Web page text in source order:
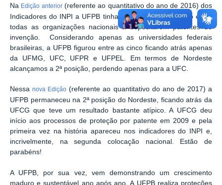
Na Edição anterior(referente ao quantitativo do ano de 2016) dos
Indicadores do INPI a UFPB tinha ficado na 7ª colocação entre
todas as organizações nacionais a depositarem patentes de
invenção. Considerando apenas as universidades federais
brasileiras, a UFPB figurou entre as cinco ficando atrás apenas
da UFMG, UFC, UFPR e UFPEL. Em termos de Nordeste
alcançamos a 2ª posição, perdendo apenas para a UFC.
Nessanova Edição (referente ao quantitativo do ano de 2017) a
UFPB permaneceu na 2ª posição do Nordeste, ficando atrás da
UFCG que teve um resultado bastante atípico. A UFCG deu
início aos processos de proteção por patente em 2009 e pela
primeira vez na história apareceu nos indicadores do INPI e,
incrivelmente, na segunda colocação nacional. Estão de
parabéns!
A UFPB, por sua vez, vem demonstrando um crescimento
maduro e sustentável ano após ano. A UFPB realiza proteções